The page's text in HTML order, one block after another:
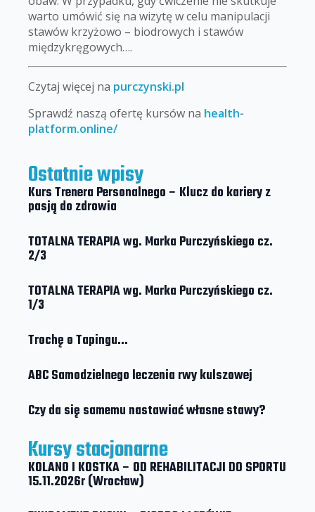
warto umówić się na wizytę w celu manipulacji
stawów krzyżowo – biodrowych i stawów
międzykręgowych….
Czytaj więcej na purczynski.pl
Sprawdź naszą ofertę kursów na health-
platform.online/
Ostatnie wpisy
Kurs Trenera Personalnego – Klucz do kariery z
pasją do zdrowia
TOTALNA TERAPIA wg. Marka Purczyńskiego cz.
2/3
TOTALNA TERAPIA wg. Marka Purczyńskiego cz.
1/3
Trochę o Tapingu…
ABC Samodzielnego leczenia rwy kulszowej
Czy da się samemu nastawiać własne stawy?
Kursy stacjonarne
KOLANO I KOSTKA – OD REHABILITACJI DO SPORTU
15.11.2026r (Wrocław)